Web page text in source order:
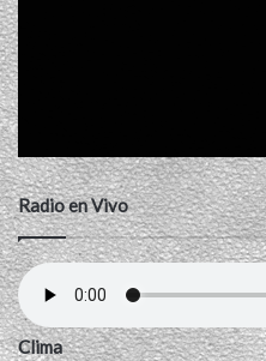
Radio en Vivo
Clima